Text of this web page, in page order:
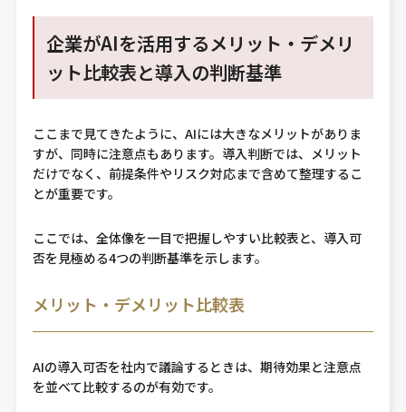
企業がAIを活用するメリット・デメリ
ット比較表と導入の判断基準
ここまで見てきたように、AIには大きなメリットがありま
すが、同時に注意点もあります。導入判断では、メリット
だけでなく、前提条件やリスク対応まで含めて整理するこ
とが重要です。
ここでは、全体像を一目で把握しやすい比較表と、導入可
否を見極める4つの判断基準を示します。
メリット・デメリット比較表
AIの導入可否を社内で議論するときは、期待効果と注意点
を並べて比較するのが有効です。